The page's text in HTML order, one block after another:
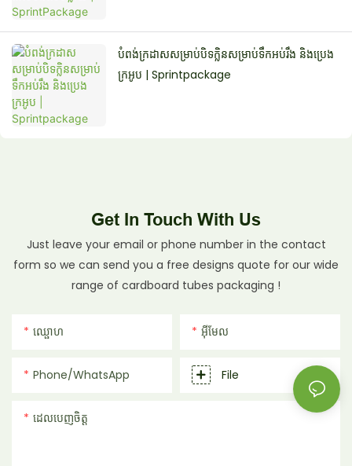
បំពង់ក្រដាសសម្រាប់បិទក្លិនសម្រាប់ទឹកអប់រឹង និងប្រេង
ក្រអូប | Sprintpackage
Get In Touch With Us
Just leave your email or phone number in the contact
form so we can send you a free designs quote for our wide
range of cardboard tubes packaging !
ឈ្ផោហ អ៊ីមែល
Phone/whatsApp File
ដេលបេញចិត្ដ